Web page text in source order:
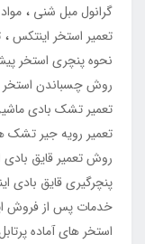
گرانول مبل شنی
تعمیر استخر اینتکس
نحوه پنچری استخر
روش چسباندن
تعمیر تشک بادی
تعمیر رویه جیر تشک
روش تعمیر قایق
پنچرگیری قایق بادی
خدمات پس از فروش
استخر های آماده